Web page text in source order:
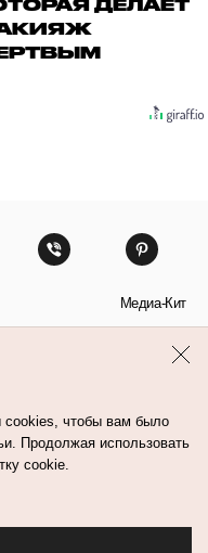
ДЕЛАЕТ
Медиа-Кит
чтобы вам было
Продолжая использовать
cookie.